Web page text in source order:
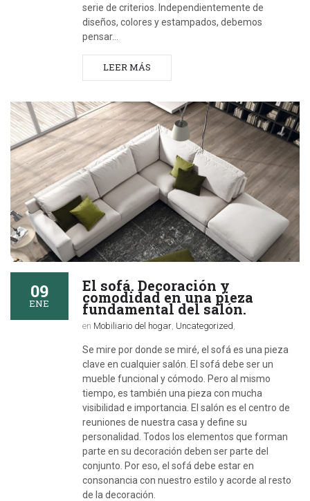
serie de criterios. Independientemente de
diseños, colores y estampados, debemos
pensar…
LEER MÁS
09
ENE
El sofá. Decoración y
comodidad en una pieza
fundamental del salón.
en Mobiliario del hogar, Uncategorized
Se mire por donde se miré, el sofá es una pieza
clave en cualquier salón. El sofá debe ser un
mueble funcional y cómodo. Pero al mismo
tiempo, es también una pieza con mucha
visibilidad e importancia. El salón es el centro de
reuniones de nuestra casa y define su
personalidad. Todos los elementos que forman
parte en su decoración deben ser parte del
conjunto. Por eso, el sofá debe estar en
consonancia con nuestro estilo y acorde al resto
de la decoración.